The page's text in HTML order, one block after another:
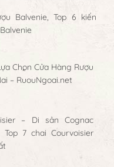
Balvenie, Top 6 kiến
Chọn Cửa Hàng Rượu
– RuouNgoai.net
– Di sản Cognac
7 chai Courvoisier